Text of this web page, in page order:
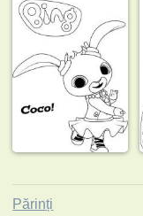
Părinți